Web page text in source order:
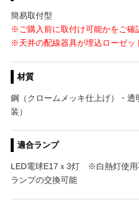
簡易取付型
※ご購入前に取付け可能かをご確
※天井の配線器具が埋込ローゼッ
材質
鋼（クロームメッキ仕上げ）・
装）
適合ランプ
LED電球E17ｘ3灯 ※白熱灯使用
ランプの交換可能